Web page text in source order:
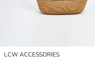
LCW ACCESSORIES